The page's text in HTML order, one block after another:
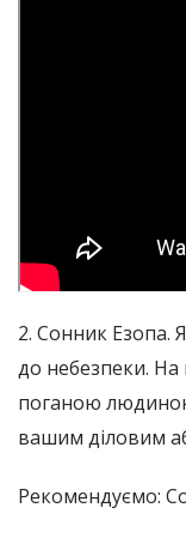
2. Сонник Езопа.
до небезпеки. На
поганою
вашим діловим
Рекомендуємо: